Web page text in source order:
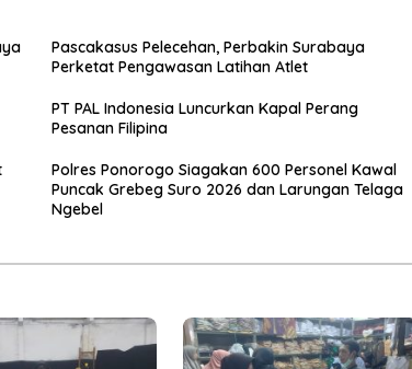
Pascakasus Pelecehan, Perbakin Surabaya
Perketat Pengawasan Latihan Atlet
PT PAL Indonesia Luncurkan Kapal Perang
Pesanan Filipina
Polres Ponorogo Siagakan 600 Personel Kawal
Puncak Grebeg Suro 2026 dan Larungan Telaga
Ngebel